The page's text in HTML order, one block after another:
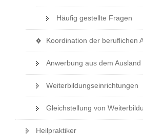
Häufig gestellte Fragen
Koordination der beruflichen
Anwerbung aus dem Ausland
Weiterbildungseinrichtungen
Gleichstellung von
Heilpraktiker